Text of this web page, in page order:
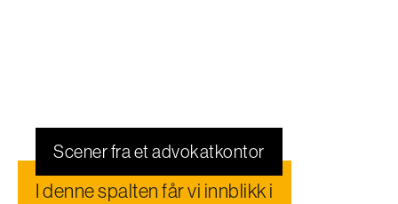
Scener fra et advokatkontor
I denne spalten får vi innblikk i